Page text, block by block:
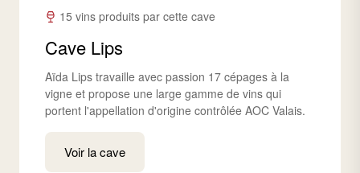
15 vins produits par cette cave
Cave Lips
Aïda Lips travaille avec passion 17 cépages à la
vigne et propose une large gamme de vins qui
portent l'appellation d'origine contrôlée AOC Valais.
Voir la cave